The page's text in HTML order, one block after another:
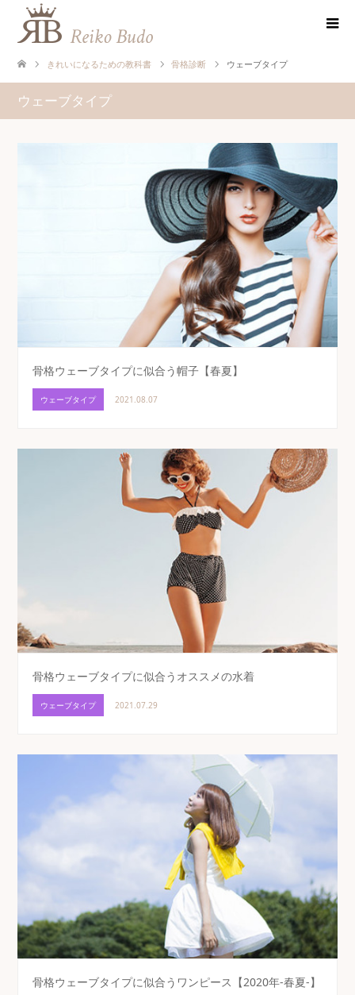
きれいになるための教科書 骨格診断 ウェーブタイプ
ウェーブタイプ
骨格ウェーブタイプに似合う帽子【春夏】
ウェーブタイプ 2021.08.07
骨格ウェーブタイプに似合うオススメの水着
ウェーブタイプ 2021.07.29
骨格ウェーブタイプに似合うワンピース【2020年-春夏-】